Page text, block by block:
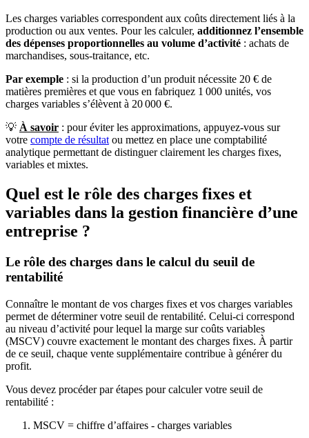
Les charges variables correspondent aux coûts directement liés à la
production ou aux ventes. Pour les calculer, additionnez l’ensemble
des dépenses proportionnelles au volume d’activité : achats de
marchandises, sous-traitance, etc.
Par exemple : si la production d’un produit nécessite 20 € de
matières premières et que vous en fabriquez 1 000 unités, vos
charges variables s’élèvent à 20 000 €.
💡 À savoir : pour éviter les approximations, appuyez-vous sur
votre compte de résultat ou mettez en place une comptabilité
analytique permettant de distinguer clairement les charges fixes,
variables et mixtes.
Quel est le rôle des charges fixes et
variables dans la gestion financière d’une
entreprise ?
Le rôle des charges dans le calcul du seuil de
rentabilité
Connaître le montant de vos charges fixes et vos charges variables
permet de déterminer votre seuil de rentabilité. Celui-ci correspond
au niveau d’activité pour lequel la marge sur coûts variables
(MSCV) couvre exactement le montant des charges fixes. À partir
de ce seuil, chaque vente supplémentaire contribue à générer du
profit.
Vous devez procéder par étapes pour calculer votre seuil de
rentabilité :
MSCV = chiffre d’affaires - charges variables